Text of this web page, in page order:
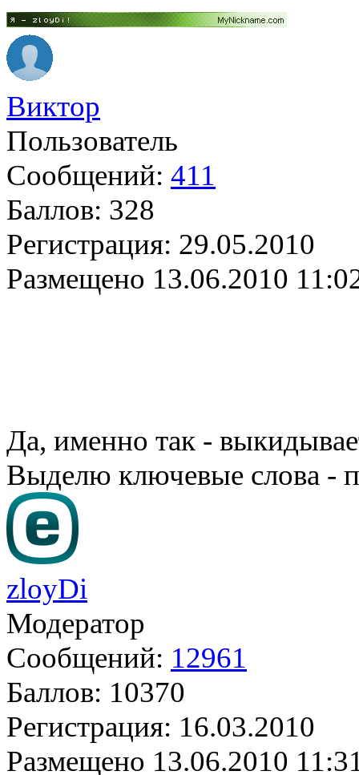
Виктор
Пользователь
Сообщений: 411
Баллов: 328
Регистрация: 29.05.2010
Размещено 13.06.2010
Да, именно так -
Выделю ключевые слова -
zloyDi
Модератор
Сообщений: 12961
Баллов: 10370
Регистрация: 16.03.2010
Размещено 13.06.2010